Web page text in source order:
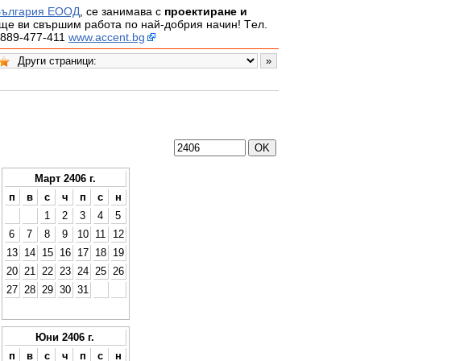
ЕООД, се занимава с проектиране и
ви свършим работа по най-добрия начин! Tел.
477-411 www.accent.bg
Март 2406 г.
п
в с ч п с
н
1
2 3 4
5
6
7 8 9 10 11
12
13
14 15 16 17 18
19
20
21 22 23 24 25
26
27
28 29 30 31
Юни 2406 г.
п
в с ч п с н